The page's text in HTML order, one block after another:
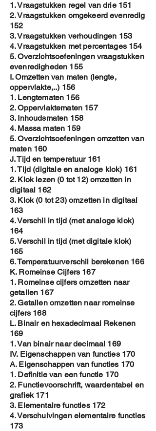
1. Vraagstukken regel van drie 151
2. Vraagstukken omgekeerd evenredig
152
3. Vraagstukken verhoudingen 153
4. Vraagstukken met percentages 154
5. Overzichtsoefeningen vraagstukken
evenredigheden 155
I. Omzetten van maten (lengte,
oppervlakte,..) 156
1. Lengtematen 156
2. Oppervlaktematen 157
3. Inhoudsmaten 158
4. Massa maten 159
5. Overzichtsoefeningen omzetten van
maten 160
J. Tijd en temperatuur 161
1. Tijd (digitale en analoge klok) 161
2. Klok lezen (0 tot 12) omzetten in
digitaal 162
3. Klok (0 tot 23) omzetten in digitaal
163
4. Verschil in tijd (met analoge klok)
164
5. Verschil in tijd (met digitale klok)
165
6. Temperatuurverschil berekenen 166
K. Romeinse Cijfers 167
1. Romeinse cijfers omzetten naar
getallen 167
2. Getallen omzetten naar romeinse
cijfers 168
L. Binair en hexadecimaal Rekenen
169
1. Van binair naar decimaal 169
IV. Eigenschappen van functies 170
A. Eigenschappen van functies 170
1. Definitie van een functie 170
2. Functievoorschrift, waardentabel en
grafiek 171
3. Elementaire functies 172
4. Verschuivingen elementaire functies
173